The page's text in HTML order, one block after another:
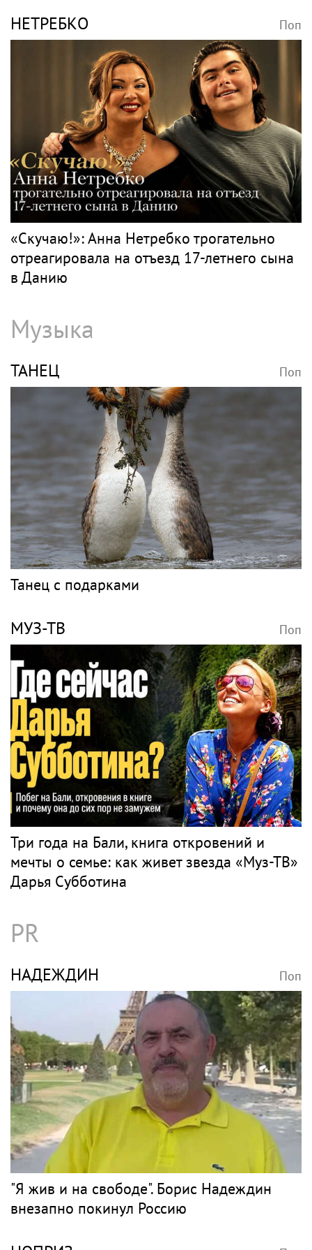
Игорь Бутман и Shaman представят новую
премьеру 27 октября
Классика
ЧАЙКОВСКИЙ Поп
В Петербурге обновят фасады домов, где
жили Чайковский и Тургенев
НЕТРЕБКО
«Скучаю!»: Анна Нетребко трогательно
отреагировала на отъезд 17-летнего сына
в Данию
Музыка
ТАНЕЦ Поп
Танец с подарками
МУЗ-ТВ Поп